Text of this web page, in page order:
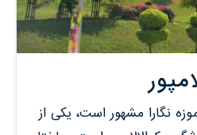
نگارا مشهور است، یکی از